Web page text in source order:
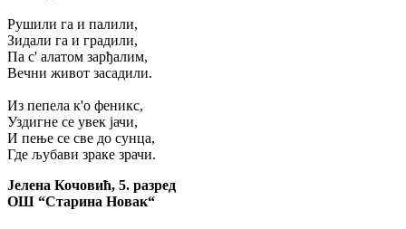
Рушили га и палили,
Зидали га и градили,
Па с' алатом зарђалим,
Вечни живот засадили.
Из пепела к'о феникс,
Уздигне се увек јачи,
И пење се све до сунца,
Где љубави зраке зрачи.
Јелена Кочовић, 5. разред
ОШ “Старина Новак“